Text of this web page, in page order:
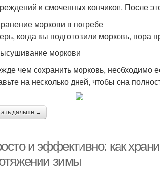
и смоченных кончиков. После
моркови в погребе
когда вы подготовили морковь, пора
моркови
чем сохранить морковь, необходимо
на несколько дней, чтобы она
дальше →
и эффективно: как
зимы